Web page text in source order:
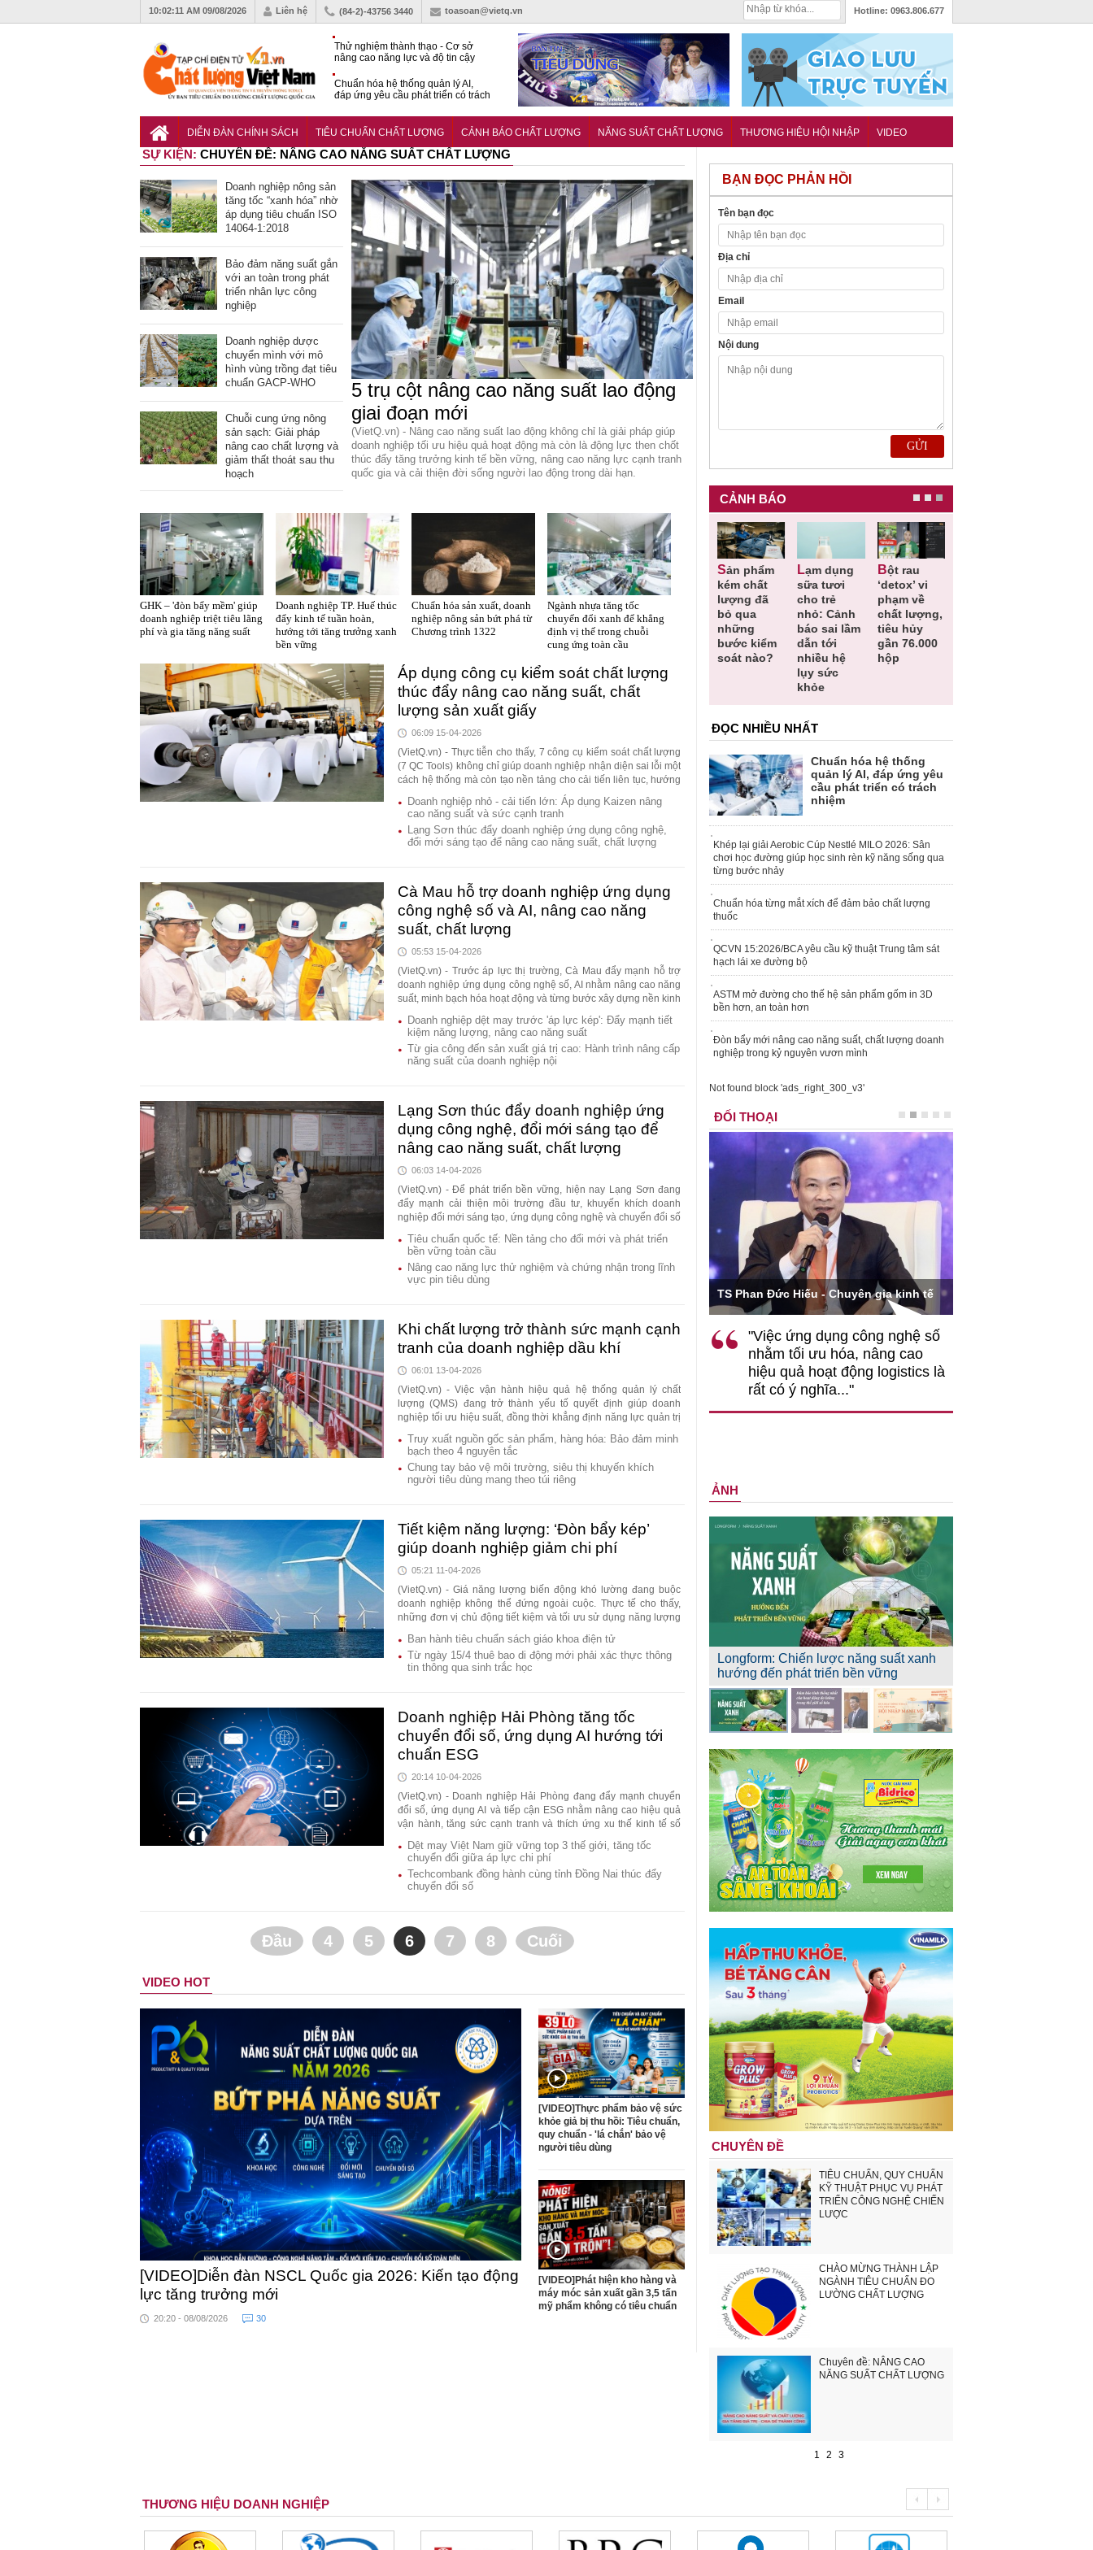
10:02:12 AM 09/08/2026 Liên hệ (84-2)-43756 3440 toasoan@vietq.vn Hotline: 0963.806.677
Thử nghiệm thành thạo - Cơ sở
nâng cao năng lực và độ tin cậy
Chuẩn hóa hệ thống quản lý AI,
đáp ứng yêu cầu phát triển có trách
thuật Trung tâm sát hạch lái xe
DIỄN ĐÀN CHÍNH SÁCH TIÊU CHUẨN CHẤT LƯỢNG CẢNH BÁO CHẤT LƯỢNG NĂNG SUẤT CHẤT LƯỢNG THƯƠNG HIỆU HỘI NHẬP VIDEO
SỰ KIỆN: CHUYÊN ĐỀ: NÂNG CAO NĂNG SUẤT CHẤT LƯỢNG
Doanh nghiệp nông sản
tăng tốc “xanh hóa” nhờ
áp dụng tiêu chuẩn ISO
14064-1:2018
Bảo đảm năng suất gắn
với an toàn trong phát
triển nhân lực công
nghiệp
Doanh nghiệp dược
chuyển mình với mô
hình vùng trồng đạt tiêu
chuẩn GACP-WHO
Chuỗi cung ứng nông
sản sạch: Giải pháp
nâng cao chất lượng và
giảm thất thoát sau thu
hoạch
5 trụ cột nâng cao năng suất lao động
giai đoạn mới
(VietQ.vn) - Nâng cao năng suất lao động không chỉ là giải pháp giúp
doanh nghiệp tối ưu hiệu quả hoạt động mà còn là động lực then chốt
thúc đẩy tăng trưởng kinh tế bền vững, nâng cao năng lực cạnh tranh
quốc gia và cải thiện đời sống người lao động trong dài hạn.
GHK – 'đòn bẩy mềm' giúp
doanh nghiệp triệt tiêu lãng
phí và gia tăng năng suất
Doanh nghiệp TP. Huế thúc
đẩy kinh tế tuần hoàn,
hướng tới tăng trưởng xanh
bền vững
Chuẩn hóa sản xuất, doanh
nghiệp nông sản bứt phá từ
Chương trình 1322
Ngành nhựa tăng tốc
chuyển đổi xanh để khẳng
định vị thế trong chuỗi
cung ứng toàn cầu
Áp dụng công cụ kiểm soát chất lượng
thúc đẩy nâng cao năng suất, chất
lượng sản xuất giấy
06:09 15-04-2026
(VietQ.vn) - Thực tiễn cho thấy, 7 công cụ kiểm soát chất lượng
(7 QC Tools) không chỉ giúp doanh nghiệp nhận diện sai lỗi một
cách hệ thống mà còn tạo nền tảng cho cải tiến liên tục, hướng
tới vận hành hiệu quả và bền vững, đặc biệt với ngành công
nghiệp giấy.
Doanh nghiệp nhỏ - cải tiến lớn: Áp dụng Kaizen nâng
cao năng suất và sức cạnh tranh
Lạng Sơn thúc đẩy doanh nghiệp ứng dụng công nghệ,
đổi mới sáng tạo để nâng cao năng suất, chất lượng
Cà Mau hỗ trợ doanh nghiệp ứng dụng
công nghệ số và AI, nâng cao năng
suất, chất lượng
05:53 15-04-2026
(VietQ.vn) - Trước áp lực thị trường, Cà Mau đẩy mạnh hỗ trợ
doanh nghiệp ứng dụng công nghệ số, AI nhằm nâng cao năng
suất, minh bạch hóa hoạt động và từng bước xây dựng nền kinh
Doanh nghiệp dệt may trước 'áp lực kép': Đẩy mạnh tiết
kiệm năng lượng, nâng cao năng suất
Từ gia công đến sản xuất giá trị cao: Hành trình nâng cấp
năng suất của doanh nghiệp nội
Lạng Sơn thúc đẩy doanh nghiệp ứng
dụng công nghệ, đổi mới sáng tạo để
nâng cao năng suất, chất lượng
06:03 14-04-2026
(VietQ.vn) - Để phát triển bền vững, hiện nay Lạng Sơn đang
đẩy mạnh cải thiện môi trường đầu tư, khuyến khích doanh
nghiệp đổi mới sáng tạo, ứng dụng công nghệ và chuyển đổi số
trong sản xuất nhằm nâng cao năng suất, chất lượng và năng
lực cạnh tranh.
Tiêu chuẩn quốc tế: Nền tảng cho đổi mới và phát triển
bền vững toàn cầu
Nâng cao năng lực thử nghiệm và chứng nhận trong lĩnh
vực pin tiêu dùng
Khi chất lượng trở thành sức mạnh cạnh
tranh của doanh nghiệp dầu khí
06:01 13-04-2026
(VietQ.vn) - Việc vận hành hiệu quả hệ thống quản lý chất
lượng (QMS) đang trở thành yếu tố quyết định giúp doanh
nghiệp tối ưu hiệu suất, đồng thời khẳng định năng lực quản trị
trong bối cảnh ngành năng lượng nhiều biến động như hiện
nay.Truy xuất nguồn gốc sản phẩm, hàng hóa: Bảo đảm minh
bạch theo 4 nguyên tắc
Chung tay bảo vệ môi trường, siêu thị khuyến khích
người tiêu dùng mang theo túi riêng
Tiết kiệm năng lượng: ‘Đòn bẩy kép’
giúp doanh nghiệp giảm chi phí
05:21 11-04-2026
(VietQ.vn) - Giá năng lượng biến động khó lường đang buộc
doanh nghiệp không thể đứng ngoài cuộc. Thực tế cho thấy,
những đơn vị chủ động tiết kiệm và tối ưu sử dụng năng lượng
không chỉ giảm áp lực chi phí mà còn tạo lợi thế cạnh tranh dài
hạn trong bối cảnh chuyển dịch năng lượng ngày càng cấp
thiết.
Ban hành tiêu chuẩn sách giáo khoa điện tử
Từ ngày 15/4 thuê bao di động mới phải xác thực thông
tin thông qua sinh trắc học
Doanh nghiệp Hải Phòng tăng tốc
chuyển đổi số, ứng dụng AI hướng tới
chuẩn ESG
20:14 10-04-2026
(VietQ.vn) - Doanh nghiệp Hải Phòng đang đẩy mạnh chuyển
đổi số, ứng dụng AI và tiếp cận ESG nhằm nâng cao hiệu quả
vận hành, tăng sức cạnh tranh và thích ứng xu thế kinh tế số
Dệt may Việt Nam giữ vững top 3 thế giới, tăng tốc
chuyển đổi giữa áp lực chi phí
Techcombank đồng hành cùng tỉnh Đồng Nai thúc đẩy
chuyển đổi số
Đầu 4 5 6 7 8 Cuối
VIDEO HOT
[VIDEO]Diễn đàn NSCL Quốc gia 2026: Kiến tạo động
lực tăng trưởng mới
20:20 - 08/08/2026 30
[VIDEO]Thực phẩm bảo vệ sức
khỏe giả bị thu hồi: Tiêu chuẩn,
quy chuẩn - 'lá chắn' bảo vệ
người tiêu dùng
[VIDEO]Phát hiện kho hàng và
máy móc sản xuất gần 3,5 tấn
mỹ phẩm không có tiêu chuẩn
BẠN ĐỌC PHẢN HỒI
Tên bạn đọc
Địa chỉ
Email
Nội dung
CẢNH BÁO
báo sai lầm
Bột rau
‘detox’ vi
phạm về
chất lượng,
tiêu hủy
Những quy
định cần
biết trong
QCVN
25:2025/BCT
để hạn chế
khi thi công
Thu hồi đồ
ngủ trẻ em
Michley do
không đáp
ứng tiêu
Cao lỏng
Cảm cúm
Phương
Người tiêu
dùng cần
cảnh giác
lựa chọn
thịt lợn đạt
Cảnh báo
sản phẩm
nhập ngoại
bị thu hồi
do mất an
toàn có thể
tại Việt Nam
Thu hồi
toàn quốc
và tiêu hủy
nước rửa
tay dạng
sản xuất
trái phép
Sản phẩm
kém chất
lượng đã
bỏ qua
những
bước kiểm
soát nào?
Lạm dụng
sữa tươi
cho trẻ
nhỏ: Cảnh
báo sai lầm
dẫn tới
nhiều hệ
lụy sức
khỏe
Bột rau
‘detox’ vi
phạm về
chất lượng,
tiêu hủy
gần 76.000
hộp
ĐỌC NHIỀU NHẤT
Chuẩn hóa hệ thống
quản lý AI, đáp ứng yêu
cầu phát triển có trách
nhiệm
Khép lại giải Aerobic Cúp Nestlé MILO 2026: Sân
chơi học đường giúp học sinh rèn kỹ năng sống qua
từng bước nhảy
Chuẩn hóa từng mắt xích để đảm bảo chất lượng
thuốc
QCVN 15:2026/BCA yêu cầu kỹ thuật Trung tâm sát
hạch lái xe đường bộ
ASTM mở đường cho thế hệ sản phẩm gốm in 3D
bền hơn, an toàn hơn
Đòn bẩy mới nâng cao năng suất, chất lượng doanh
nghiệp trong kỷ nguyên vươn mình
Not found block 'ads_right_300_v3'
ĐỐI THOẠI
TS. Nguyễn Đức Độ - Phó Viện trưởng
"Có rất nhiều việc phải làm
ngay từ bây giờ và trên thực tế
đang được tiến hành như tăng
đầu tư cho khoa học công
nghệ; ban hành các cơ chế
khuyến khích đổi mới sáng tạo,
khởi nghiệp..."
Việc sử dụng hiệu quả chính
sách tài khóa không chỉ mang ý
đóng vai trò tạo nền tảng cho
tăng trưởng bền vững dài hạn.
TS Phan Đức Hiếu - Chuyên gia kinh tế
"Việc ứng dụng công nghệ số
nhằm tối ưu hóa, nâng cao
hiệu quả hoạt động logistics là
rất có ý nghĩa..."
ẢNH
Longform: Chiến lược năng suất xanh
hướng đến phát triển bền vững
CHUYÊN ĐỀ
TIÊU CHUẨN, QUY CHUẨN
KỸ THUẬT PHỤC VỤ PHÁT
TRIỂN CÔNG NGHỆ CHIẾN
LƯỢC
CHÀO MỪNG THÀNH LẬP
NGÀNH TIÊU CHUẨN ĐO
LƯỜNG CHẤT LƯỢNG
Chuyên đề: NÂNG CAO
NĂNG SUẤT CHẤT LƯỢNG
1 2 3
THƯƠNG HIỆU DOANH NGHIỆP